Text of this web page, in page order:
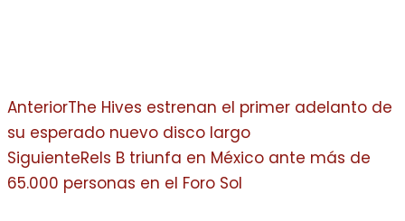
AnteriorThe Hives estrenan el primer adelanto de
su esperado nuevo disco largo
SiguienteRels B triunfa en México ante más de
65.000 personas en el Foro Sol